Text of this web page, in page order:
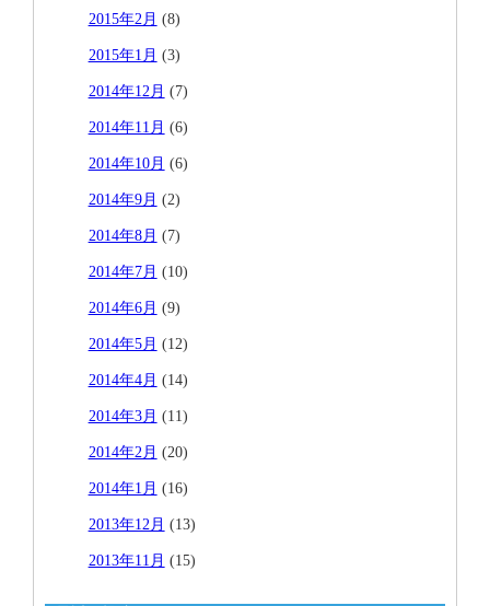
2015年2月 (8)
2015年1月 (3)
2014年12月 (7)
2014年11月 (6)
2014年10月 (6)
2014年9月 (2)
2014年8月 (7)
2014年7月 (10)
2014年6月 (9)
2014年5月 (12)
2014年4月 (14)
2014年3月 (11)
2014年2月 (20)
2014年1月 (16)
2013年12月 (13)
2013年11月 (15)